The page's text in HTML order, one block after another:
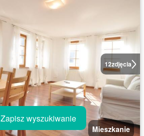
12zdjęcia
Mieszkanie
Zapisz wyszukiwanie